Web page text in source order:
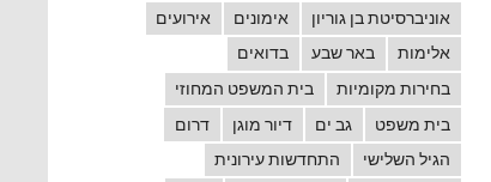
אוניברסיטת בן גוריון אימונים
אירועים
אלימות
באר שבע
בדואים
בחירות מקומיות
בית המשפט המחוזי
בית משפט
גב ים דיור מוגן
דרום
הגיל השלישי
התחדשות עירונית